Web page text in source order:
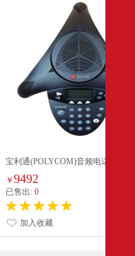
宝利通(POLYCOM)音频电话
￥9492
已售出:0
加入收藏